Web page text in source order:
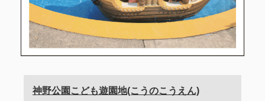
神野公園こども遊園地(こうのこうえん)